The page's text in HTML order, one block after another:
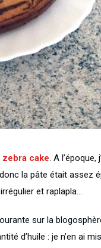
zebra cake . A
la pâte était assez
et raplapla…
sur la
d’huile : je n’en ai